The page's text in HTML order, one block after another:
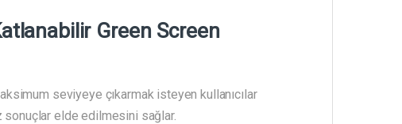
Green Screen
seviyeye çıkarmak isteyen kullanıcılar
sonuçlar elde edilmesini sağlar.